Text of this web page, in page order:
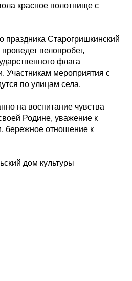
красное полотнище с
праздника Старогришкинский
велопробег,
флага
Участникам мероприятия с
по улицам села.
на воспитание чувства
Родине, уважение к
бережное отношение к
дом культуры